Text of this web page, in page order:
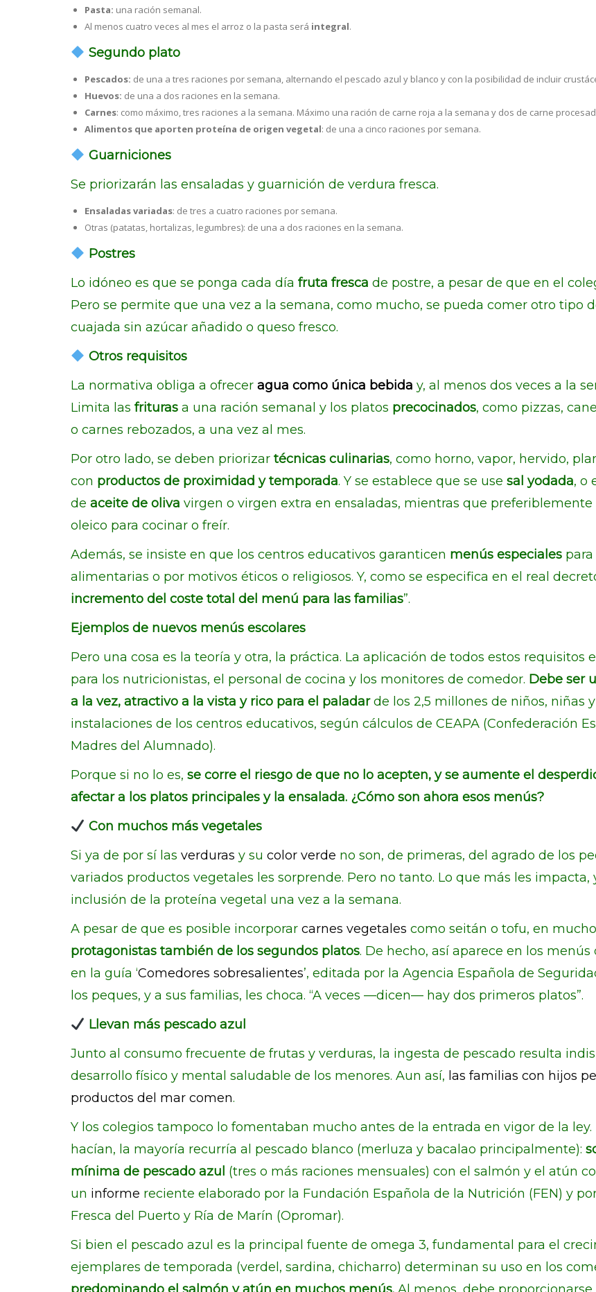
Pasta: una ración semanal.
Al menos cuatro veces al mes el arroz o la pasta será integral.
Segundo plato
Pescados: de una a tres raciones por semana, alternando el pescado azul y blanco y con la posibilidad de incluir
Huevos: de una a dos raciones en la semana.
Carnes: como máximo, tres raciones a la semana. Máximo una ración de carne roja a la semana y dos de carne
Alimentos que aporten proteína de origen vegetal: de una a cinco raciones por semana.
Guarniciones
Se priorizarán las ensaladas y guarnición de verdura fresca.
Ensaladas variadas: de tres a cuatro raciones por semana.
Otras (patatas, hortalizas, legumbres): de una a dos raciones en la semana.
Postres
Lo idóneo es que se ponga cada día fruta fresca de postre, a pesar de que en el
Pero se permite que una vez a la semana, como mucho, se pueda comer otro tipo
cuajada sin azúcar añadido o queso fresco.
Otros requisitos
La normativa obliga a ofrecer agua como única bebida y, al menos dos veces a la
Limita las frituras a una ración semanal y los platos precocinados, como pizzas,
o carnes rebozados, a una vez al mes.
Por otro lado, se deben priorizar técnicas culinarias, como horno, vapor, hervido,
con productos de proximidad y temporada. Y se establece que se use sal yodada, o
de aceite de oliva virgen o virgen extra en ensaladas, mientras que
oleico para cocinar o freír.
Además, se insiste en que los centros educativos garanticen menús especiales
alimentarias o por motivos éticos o religiosos. Y, como se especifica en el real
incremento del coste total del menú para las familias”.
Ejemplos de nuevos menús escolares
Pero una cosa es la teoría y otra, la práctica. La aplicación de todos estos requisitos
para los nutricionistas, el personal de cocina y los monitores de comedor. Debe ser
a la vez, atractivo a la vista y rico para el paladarde los 2,5 millones de niños, niñas
instalaciones de los centros educativos, según cálculos de CEAPA (Confederación
Madres del Alumnado).
Porque si no lo es, se corre el riesgo de que no lo acepten, y se aumente el
afectar a los platos principales y la ensalada. ¿Cómo son ahora esos menús?
Con muchos más vegetales
Si ya de por sí las verduras y su color verde no son, de primeras, del agrado de los
variados productos vegetales les sorprende. Pero no tanto. Lo que más les
inclusión de la proteína vegetal una vez a la semana.
A pesar de que es posible incorporar carnes vegetales como seitán o tofu, en
protagonistas también de los segundos platos. De hecho, así aparece en los
en la guía ‘Comedores sobresalientes’, editada por la Agencia Española de
los peques, y a sus familias, les choca. “A veces —dicen— hay dos primeros platos”.
Llevan más pescado azul
Junto al consumo frecuente de frutas y verduras, la ingesta de pescado resulta
desarrollo físico y mental saludable de los menores. Aun así, las familias con hijos
productos del mar comen.
Y los colegios tampoco lo fomentaban mucho antes de la entrada en vigor de la ley.
hacían, la mayoría recurría al pescado blanco (merluza y bacalao principalmente):
mínima de pescado azul (tres o más raciones mensuales) con el salmón y el atún
un informe reciente elaborado por la Fundación Española de la Nutrición (FEN) y
Fresca del Puerto y Ría de Marín (Opromar).
Si bien el pescado azul es la principal fuente de omega 3, fundamental para el
ejemplares de temporada (verdel, sardina, chicharro) determinan su uso en los